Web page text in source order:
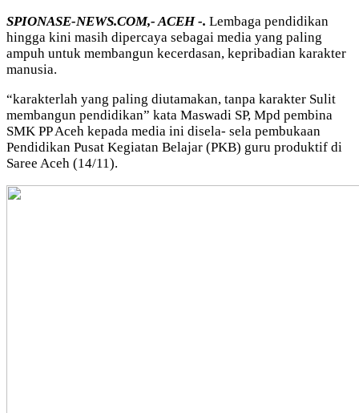
SPIONASE-NEWS.COM,- ACEH -. Lembaga pendidikan
hingga kini masih dipercaya sebagai media yang paling
ampuh untuk membangun kecerdasan, kepribadian karakter
manusia.
“karakterlah yang paling diutamakan, tanpa karakter Sulit
membangun pendidikan” kata Maswadi SP, Mpd pembina
SMK PP Aceh kepada media ini disela- sela pembukaan
Pendidikan Pusat Kegiatan Belajar (PKB) guru produktif di
Saree Aceh (14/11).